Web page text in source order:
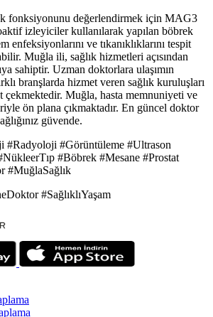
fonksiyonunu değerlendirmek için MAG3
izleyiciler kullanılarak yapılan böbrek
enfeksiyonlarını ve tıkanıklıklarını tespit
Muğla ili, sağlık hizmetleri açısından
sahiptir. Uzman doktorlara ulaşımın
branşlarda hizmet veren sağlık kuruluşları
Muğla, hasta memnuniyeti ve
ön plana çıkmaktadır. En güncel doktor
güvende.
#Görüntüleme #Ultrason
#Böbrek #Mesane #Prostat
#MuğlaSağlık
#SağlıklıYaşam